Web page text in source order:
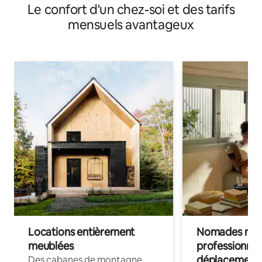
Le confort d'un chez-soi et des tarifs
mensuels avantageux
Locations entièrement
meublées
Nomades